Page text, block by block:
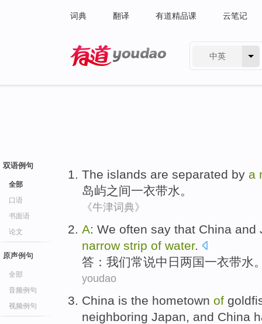
词典 翻译 有道精品课 云笔记
中英
双语例句
全部
口语
书面语
论文
原声例句
全部
音频例句
视频例句
The islands are separated by a
岛屿之间一衣带水。
《牛津词典》
A: We often say that China and
narrow strip of water.
答 ： 我们常说中日 两国一衣带水
youdao
China is the hometown of
neighboring Japan and China